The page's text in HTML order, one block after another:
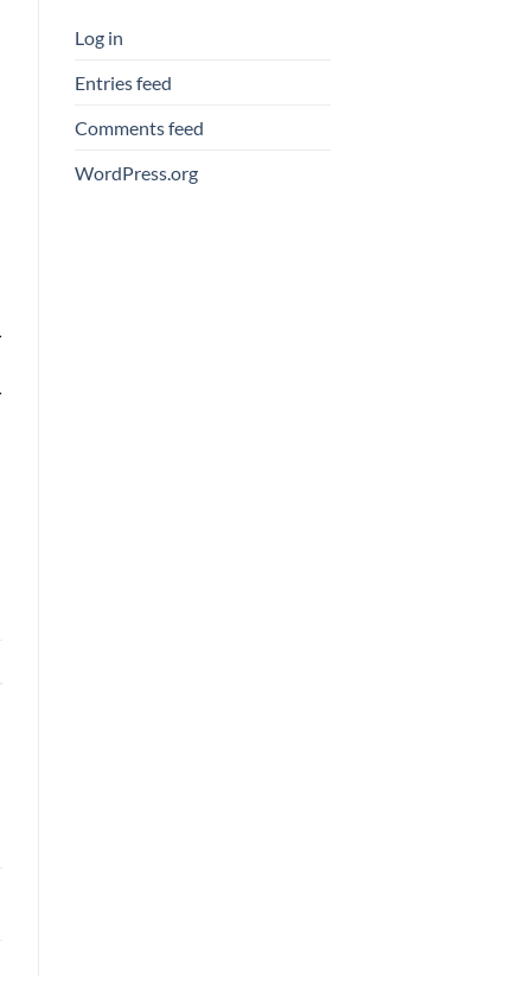
Log in
Entries feed
Comments feed
WordPress.org